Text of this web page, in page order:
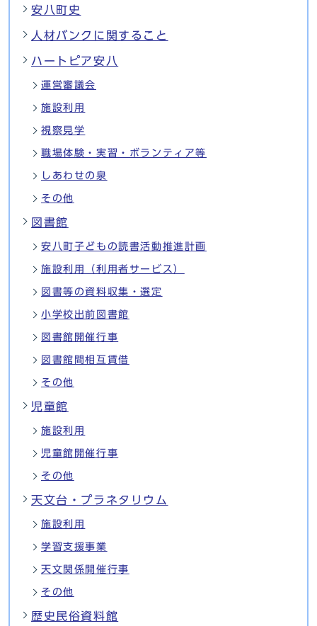
安八町史
人材バンクに関すること
ハートピア安八
運営審議会
施設利用
視察見学
職場体験・実習・ボランティア等
しあわせの泉
その他
図書館
安八町子どもの読書活動推進計画
施設利用（利用者サービス）
図書等の資料収集・選定
小学校出前図書館
図書館開催行事
図書館間相互賃借
その他
児童館
施設利用
児童館開催行事
その他
天文台・プラネタリウム
施設利用
学習支援事業
天文関係開催行事
その他
歴史民俗資料館